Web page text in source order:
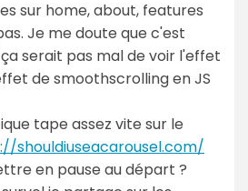
sur home, about, features
Je me doute que c'est
serait pas mal de voir l'effet
de smoothscrolling en JS
tape assez vite sur le
shouldiuseacarousel.com/
en pause au départ ?